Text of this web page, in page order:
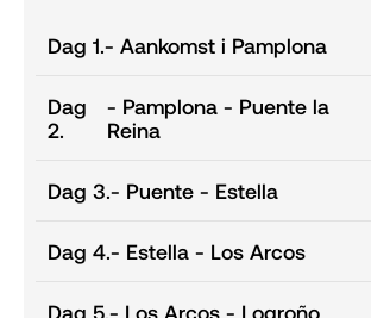
Dag 1.- Aankomst i Pamplona
Dag
2.
- Pamplona - Puente la
Reina
Dag 3.- Puente - Estella
Dag 4.- Estella - Los Arcos
Dag 5.- Los Arcos - Logroño